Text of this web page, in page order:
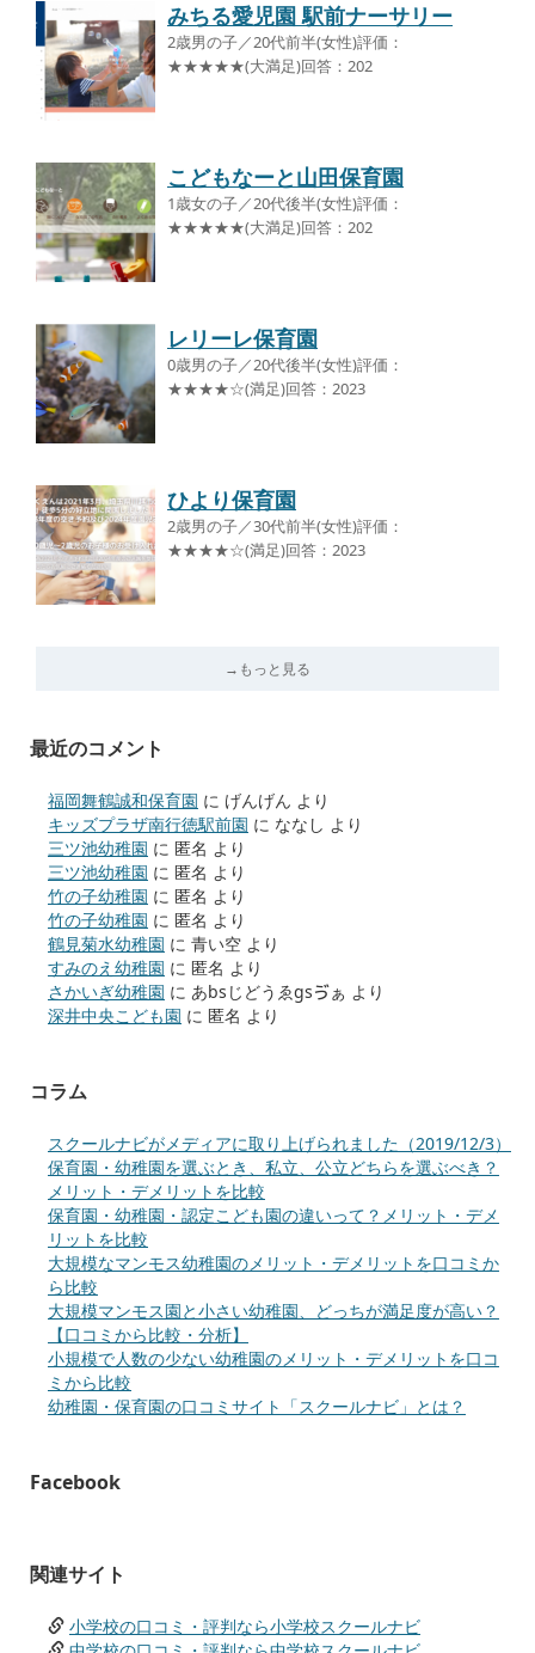
みちる愛児園 駅前ナーサリー
2歳男の子／20代前半(女性)評価：
★★★★★(大満足)回答：202
こどもなーと山田保育園
1歳女の子／20代後半(女性)評価：
★★★★★(大満足)回答：202
レリーレ保育園
0歳男の子／20代後半(女性)評価：
★★★★☆(満足)回答：2023
ひより保育園
2歳男の子／30代前半(女性)評価：
★★★★☆(満足)回答：2023
→もっと見る
最近のコメント
福岡舞鶴誠和保育園 に げんげん より
キッズプラザ南行徳駅前園 に ななし より
三ツ池幼稚園 に 匿名 より
三ツ池幼稚園 に 匿名 より
竹の子幼稚園 に 匿名 より
竹の子幼稚園 に 匿名 より
鶴見菊水幼稚園 に 青い空 より
すみのえ幼稚園 に 匿名 より
さかいぎ幼稚園 に あbsじどうゑgsゔぁ より
深井中央こども園 に 匿名 より
コラム
スクールナビがメディアに取り上げられました（2019/12/3）
保育園・幼稚園を選ぶとき、私立、公立どちらを選ぶべき？
メリット・デメリットを比較
保育園・幼稚園・認定こども園の違いって？メリット・デメ
リットを比較
大規模なマンモス幼稚園のメリット・デメリットを口コミか
ら比較
大規模マンモス園と小さい幼稚園、どっちが満足度が高い？
【口コミから比較・分析】
小規模で人数の少ない幼稚園のメリット・デメリットを口コ
ミから比較
幼稚園・保育園の口コミサイト「スクールナビ」とは？
Facebook
関連サイト
小学校の口コミ・評判なら小学校スクールナビ